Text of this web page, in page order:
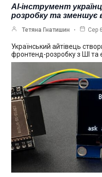
AI-інструмент
розробку та зменшує
Тетяна Гнатишин Сер
Український айтівець
фронтенд-розробку з ШІ та